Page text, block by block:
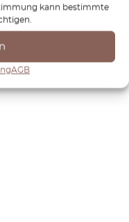
kann bestimmte
AGB